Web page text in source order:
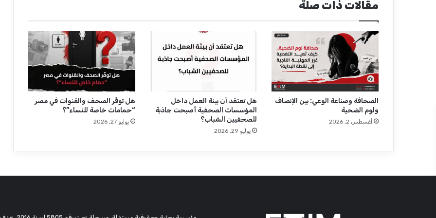
ي
و
ق
ا
ت
ر
ا
ث
ل
ق
ة
ا
ل
ه
ن
ة
مقالات ذات صلة
الصحافة وصناعة الوعي: بين الإنصاف
ولوم الضحية
أغسطس 2, 2026
هل تعتقد أن بيئة العمل داخل
المؤسسات الصحفية أصبحت جاذبة
للصحفيين الشباب؟
يوليو 29, 2026
هل توفِّر الصحف والقنوات في مصر
“حمامات خاصة للنساء”؟
يوليو 27, 2026